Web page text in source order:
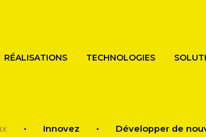
RÉALISATIONS TECHNOLOGIES
Innovez Développer de